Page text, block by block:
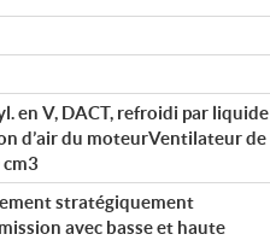
en V, DACT, refroidi par liquide
d’air du moteurVentilateur de
stratégiquement
avec basse et haute